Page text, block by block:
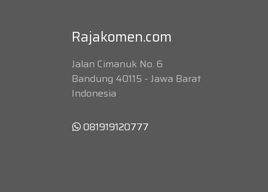
Rajakomen.com
Jalan Cimanuk No. 6
Bandung 40115 - Jawa Barat
Indonesia
081919120777